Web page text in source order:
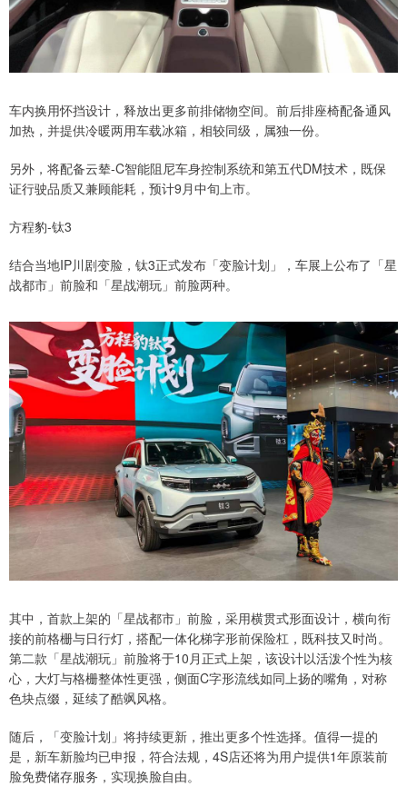
车内换用怀挡设计，释放出更多前排储物空间。前后排座椅配备通风
加热，并提供冷暖两用车载冰箱，相较同级，属独一份。
另外，将配备云辇-C智能阻尼车身控制系统和第五代DM技术，既保
证行驶品质又兼顾能耗，预计9月中旬上市。
方程豹-钛3
结合当地IP川剧变脸，钛3正式发布「变脸计划」，车展上公布了「星
战都市」前脸和「星战潮玩」前脸两种。
其中，首款上架的「星战都市」前脸，采用横贯式形面设计，横向衔
接的前格栅与日行灯，搭配一体化梯字形前保险杠，既科技又时尚。
第二款「星战潮玩」前脸将于10月正式上架，该设计以活泼个性为核
心，大灯与格栅整体性更强，侧面C字形流线如同上扬的嘴角，对称
色块点缀，延续了酷飒风格。
随后，「变脸计划」将持续更新，推出更多个性选择。值得一提的
是，新车新脸均已申报，符合法规，4S店还将为用户提供1年原装前
脸免费储存服务，实现换脸自由。